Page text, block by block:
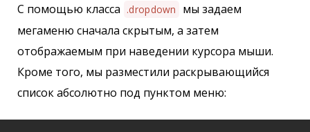
С помощью класса .dropdown
мы задаем
мегаменю сначала скрытым, а затем
отображаемым при наведении курсора мыши.
Кроме того, мы разместили раскрывающийся
список абсолютно под пунктом меню: